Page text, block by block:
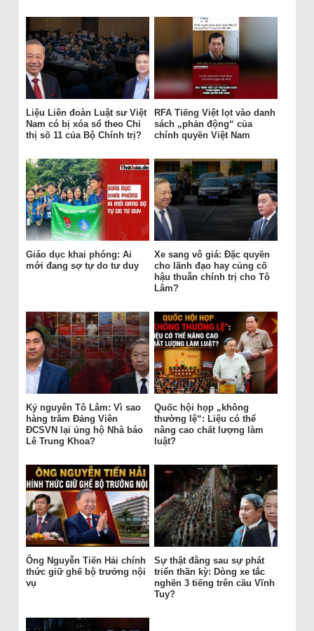
Liệu Liên đoàn Luật sư Việt
Nam có bị xóa sổ theo Chỉ
thị số 11 của Bộ Chính trị?
RFA Tiếng Việt lọt vào danh
sách „phản động“ của
chính quyền Việt Nam
Giáo dục khai phóng: Ai
mới đang sợ tự do tư duy
Xe sang vô giá: Đặc quyền
cho lãnh đạo hay củng cố
hậu thuẫn chính trị cho Tô
Lâm?
Kỷ nguyên Tô Lâm: Vì sao
hàng trăm Đảng Viên
ĐCSVN lại ủng hộ Nhà báo
Lê Trung Khoa?
Quốc hội họp „không
thường lệ“: Liệu có thể
nâng cao chất lượng làm
luật?
Ông Nguyễn Tiến Hải chính
thức giữ ghế bộ trưởng nội
vụ
Sự thật đằng sau sự phát
triển thần kỳ: Dòng xe tắc
nghẽn 3 tiếng trên cầu Vĩnh
Tuy?